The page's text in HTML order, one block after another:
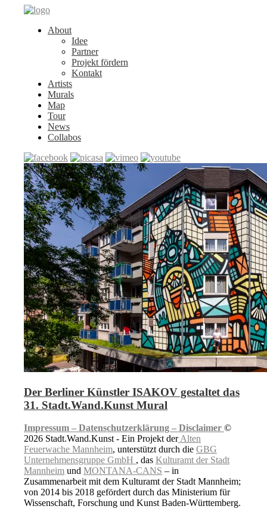
About
Idee
Partner
Projekt fördern
Kontakt
Artists
Murals
Map
Tour
News
Collabos
Der Berliner Künstler ISAKOV gestaltet das
31. Stadt.Wand.Kunst Mural
Impressum – Datenschutzerklärung – Disclaimer ©
2026 Stadt.Wand.Kunst - Ein Projekt derAlten
Feuerwache Mannheim, unterstützt durch die GBG
Unternehmensgruppe GmbH , das Kulturamt der Stadt
Mannheim und MONTANA-CANS – in
Zusammenarbeit mit dem Kulturamt der Stadt Mannheim;
von 2014 bis 2018 gefördert durch das Ministerium für
Wissenschaft, Forschung und Kunst Baden-Württemberg.